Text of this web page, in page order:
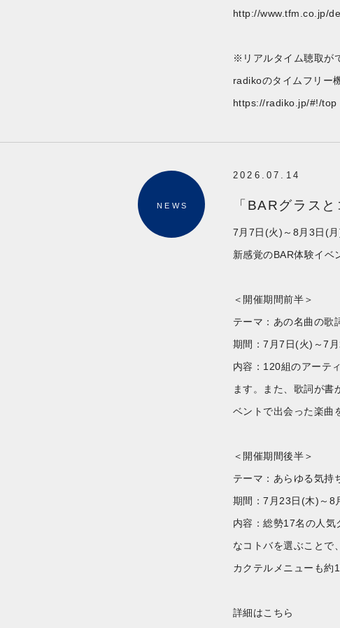
http://www.tfm.co.jp/
※リアルタイム聴取が
radikoのタイムフリー
https://radiko.jp/#!/top
NEWS
2026.07.14
「BARグラス
7月7日(火)～8月3日(月
新感覚のBAR体験イベ
＜開催期間前半＞
テーマ：あの名曲の歌
期間：7月7日(火)～7
内容：120組のアーテ
ます。また、歌詞が書
ベントで出会った楽曲
＜開催期間後半＞
テーマ：あらゆる気持
期間：7月23日(木)～8
内容：総勢17名の人
なコトバを選ぶことで
カクテルメニューも約
詳細はこちら